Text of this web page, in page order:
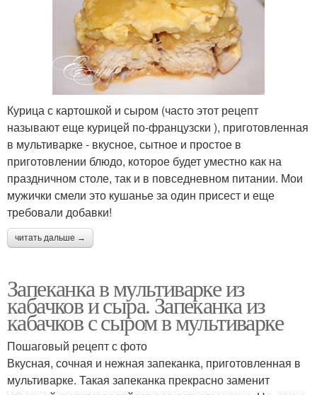
Курица с картошкой и сыром (часто этот рецепт
называют еще курицей по-французски ), приготовленная
в мультиварке - вкусное, сытное и простое в
приготовлении блюдо, которое будет уместно как на
праздничном столе, так и в повседневном питании. Мои
мужички смели это кушанье за один присест и еще
требовали добавки!
читать дальше →
Запеканка в мультиварке из
кабачков и сыра. Запеканка из
кабачков с сыром в мультиварке
Пошаговый рецепт с фото
Вкусная, сочная и нежная запеканка, приготовленная в
мультиварке. Такая запеканка прекрасно заменит